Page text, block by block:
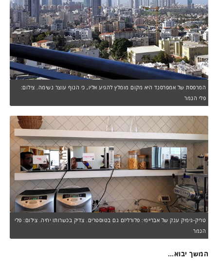
המרפסת של אמפרסנד היא מקום מומלץ להגיע אליו, כי הנוף עוצר נשימה. צילום:
פלי הנמר
טריק-גימיק ענק של אבריימי: פלורליזם גם בטוסטרים. צדיק בכשרותו יחיה. צילום: פלי
הנמר
המשך יבוא…